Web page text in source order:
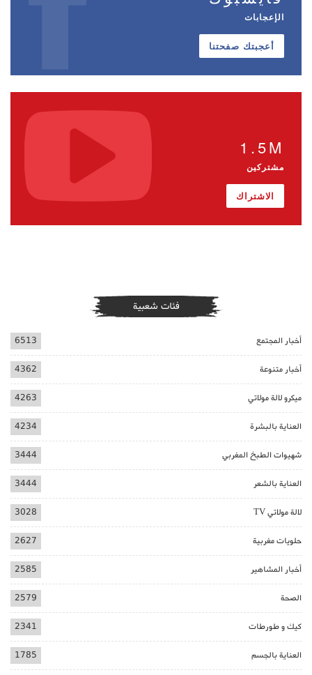
الإعجابات
أعجبتك صفحتنا
1.5M
مشتركين
الاشتراك
فئات شعبية
أخبار المجتمع 6513
أخبار متنوعة 4362
ميكرو لالة مولاتي 4263
العناية بالبشرة 4234
شهيوات الطبخ المغربي 3444
العناية بالشعر 3444
لالة مولاتي TV 3028
حلويات مغربية 2627
أخبار المشاهير 2585
الصحة 2579
كيك و طورطات 2341
العناية بالجسم 1785